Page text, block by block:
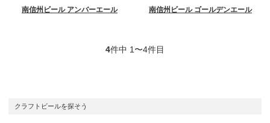
南信州ビール アンバーエール 南信州ビール ゴールデンエール
4件中 1〜4件目
クラフトビールを探そう